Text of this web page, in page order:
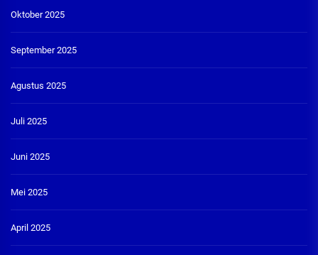
Oktober 2025
September 2025
Agustus 2025
Juli 2025
Juni 2025
Mei 2025
April 2025